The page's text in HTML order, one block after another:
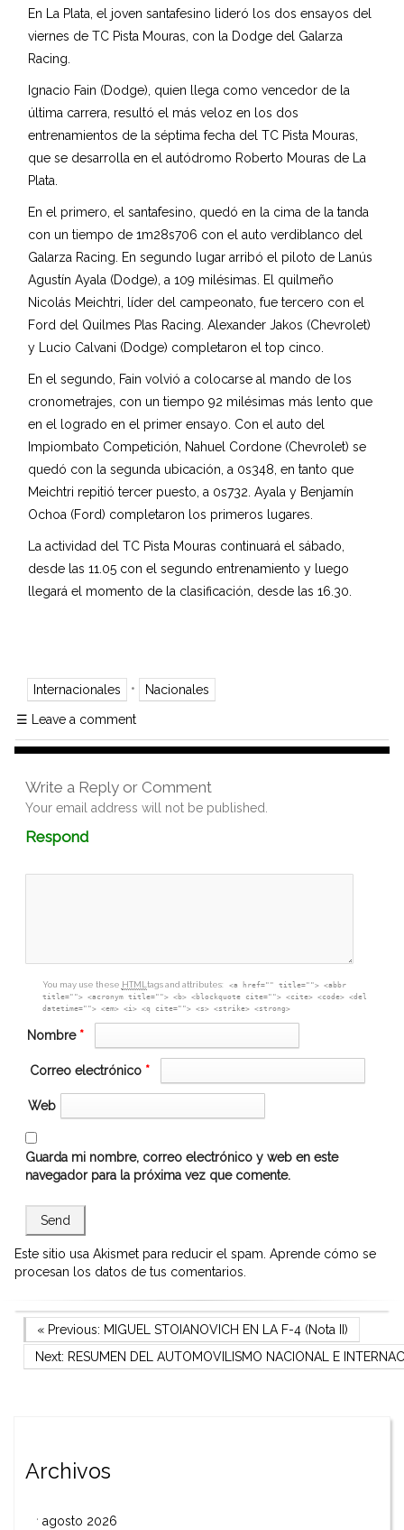
En La Plata, el joven santafesino lideró los dos ensayos del
viernes de TC Pista Mouras, con la Dodge del Galarza
Racing.
Ignacio Fain (Dodge), quien llega como vencedor de la
última carrera, resultó el más veloz en los dos
entrenamientos de la séptima fecha del TC Pista Mouras,
que se desarrolla en el autódromo Roberto Mouras de La
Plata.
En el primero, el santafesino, quedó en la cima de la tanda
con un tiempo de 1m28s706 con el auto verdiblanco del
Galarza Racing. En segundo lugar arribó el piloto de Lanús
Agustín Ayala (Dodge), a 109 milésimas. El quilmeño
Nicolás Meichtri, líder del campeonato, fue tercero con el
Ford del Quilmes Plas Racing. Alexander Jakos (Chevrolet)
y Lucio Calvani (Dodge) completaron el top cinco.
En el segundo, Fain volvió a colocarse al mando de los
cronometrajes, con un tiempo 92 milésimas más lento que
en el logrado en el primer ensayo. Con el auto del
Impiombato Competición, Nahuel Cordone (Chevrolet) se
quedó con la segunda ubicación, a 0s348, en tanto que
Meichtri repitió tercer puesto, a 0s732. Ayala y Benjamín
Ochoa (Ford) completaron los primeros lugares.
La actividad del TC Pista Mouras continuará el sábado,
desde las 11.05 con el segundo entrenamiento y luego
llegará el momento de la clasificación, desde las 16.30.
Internacionales • Nacionales
☰ Leave a comment
Write a Reply or Comment
Your email address will not be published.
RespondComment
box
You may use these HTMLtags and attributes:
<a href="" title=""> <abbr
title=""> <acronym title=""> <b> <blockquote cite=""> <cite> <code> <del
datetime=""> <em> <i> <q cite=""> <s> <strike> <strong>
Nombre *
Correo electrónico *
Web
Guarda mi nombre, correo electrónico y web en este
navegador para la próxima vez que comente.
Este sitio usa Akismet para reducir el spam. Aprende cómo se
procesan los datos de tus comentarios.
Navegación
de
Previous Post
« Previous: MIGUEL STOIANOVICH EN LA F-4 (Nota II)
Next Post
Next: RESUMEN DEL AUTOMOVILISMO NACIONAL E
Archivos
agosto 2026